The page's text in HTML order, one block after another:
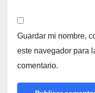
Guardar mi nombre,
este navegador para
comentario.